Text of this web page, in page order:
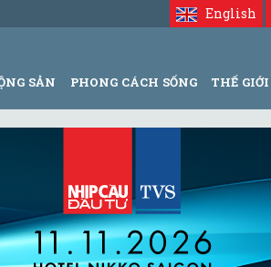
English
SẢN PHONG CÁCH SỐNG THẾ GIỚI